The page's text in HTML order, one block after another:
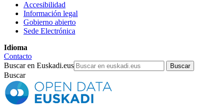
Accesibilidad
Información legal
Gobierno abierto
Sede Electrónica
Idioma
Contacto
Buscar en Euskadi.eus
Buscar